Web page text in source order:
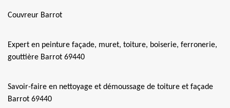
Couvreur Barrot
Expert en peinture façade, muret, toiture, boiserie, ferronerie,
gouttière Barrot 69440
Savoir-faire en nettoyage et démoussage de toiture et façade
Barrot 69440